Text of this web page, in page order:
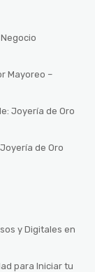
Mayoreo –
Joyería de Oro
de Oro
y Digitales en
para Iniciar tu